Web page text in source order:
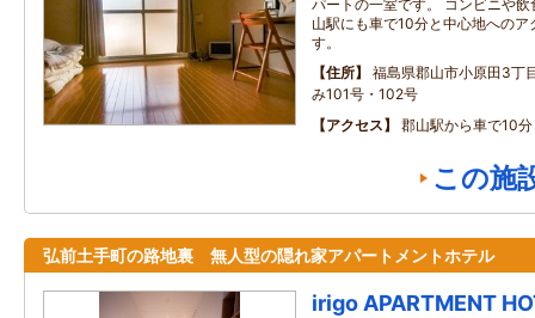
パートの一室です。 コンビニや
山駅にも車で10分と中心地への
す。
住所
福島県郡山市小原田3丁
み101号・102号
アクセス
郡山駅から車で10分
この施
弘前土手町の路地裏 無人型の隠れ家アパートメントホテル
irigo APARTMENT